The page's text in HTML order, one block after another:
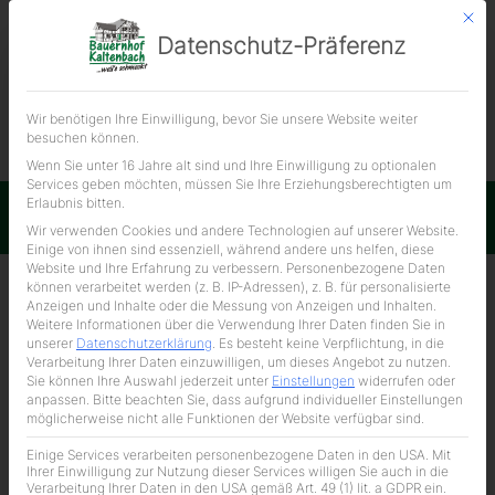
Kalbsgulasch
20,00 € / kg
Mit
Datenschutz-Präferenz
Wir benötigen Ihre Einwilligung, bevor Sie unsere Website weiter
besuchen können.
Wenn Sie unter 16 Jahre alt sind und Ihre Einwilligung zu optionalen
Services geben möchten, müssen Sie Ihre Erziehungsberechtigten um
Erlaubnis bitten.
Wir verwenden Cookies und andere Technologien auf unserer Website.
Einige von ihnen sind essenziell, während andere uns helfen, diese
Website und Ihre Erfahrung zu verbessern. Personenbezogene Daten
können verarbeitet werden (z. B. IP-Adressen), z. B. für personalisierte
Anzeigen und Inhalte oder die Messung von Anzeigen und Inhalten.
Weitere Informationen über die Verwendung Ihrer Daten finden Sie in
unserer Datenschutzerklärung. Es besteht keine Verpflichtung, in die
Verarbeitung Ihrer Daten einzuwilligen, um dieses Angebot zu nutzen.
Sie können Ihre Auswahl jederzeit unter Einstellungen widerrufen oder
anpassen. Bitte beachten Sie, dass aufgrund individueller Einstellungen
möglicherweise nicht alle Funktionen der Website verfügbar sind.
Einige Services verarbeiten personenbezogene Daten in den USA. Mit
Ihrer Einwilligung zur Nutzung dieser Services willigen Sie auch in die
Verarbeitung Ihrer Daten in den USA gemäß Art. 49 (1) lit. a GDPR ein.